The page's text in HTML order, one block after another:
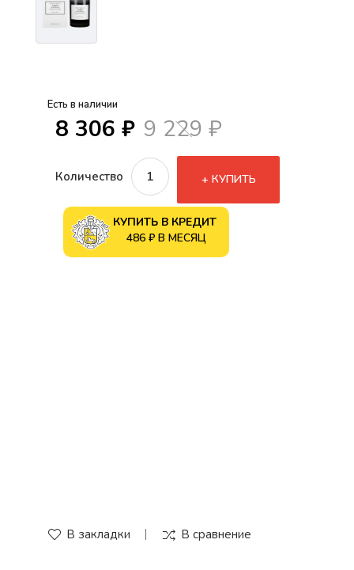
Есть в наличии
8 306 ₽ 9 229 ₽
Количество КУПИТЬ
КУПИТЬ В КРЕДИТ
486 ₽ В МЕСЯЦ
В закладки В сравнение